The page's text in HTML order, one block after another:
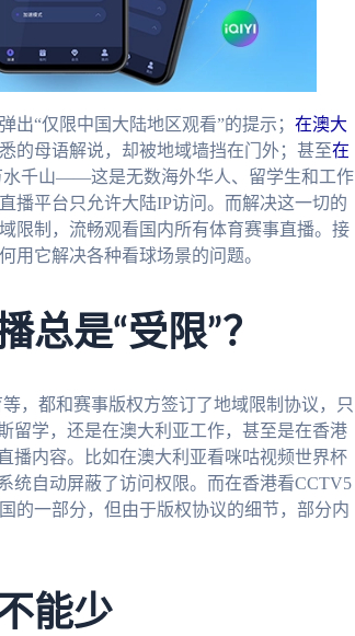
“仅限中国大陆地区观看”的提示； 在澳大
的母语解说，却被地域墙挡在门外；甚至在
水千山——这是无数海外华人、留学生和工作
播平台只允许大陆IP访问。而解决这一切的
限制，流畅观看国内所有体育赛事直播。接
用它解决各种看球场景的问题。
总是“受限”？
，都和赛事版权方签订了地域限制协议，只
留学，还是在澳大利亚工作，甚至是在香港
播内容。比如在澳大利亚看咪咕视频世界杯
统自动屏蔽了访问权限。而在香港看CCTV5
一部分，但由于版权协议的细节，部分内
能少